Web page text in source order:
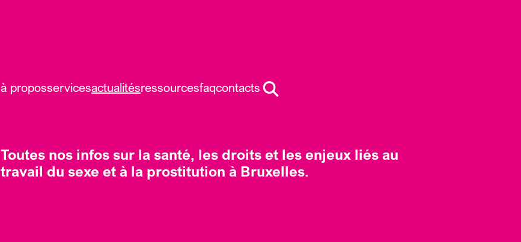
à proposservicesactualitésressourcesfaqcontacts
Toutes nos infos sur la santé, les droits et les enjeux liés au
travail du sexe et à la prostitution à Bruxelles.